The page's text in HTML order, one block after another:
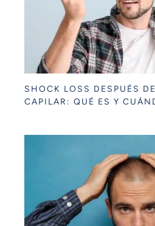
SHOCK LOSS DESPUÉS
CAPILAR: QUÉ ES Y